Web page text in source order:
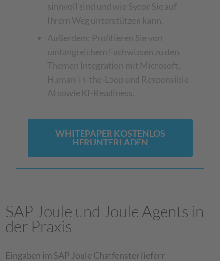
sinnvoll sind und wie Sycor Sie auf
Ihrem Weg unterstützen kann.
Außerdem: Profitieren Sie von
umfangreichem Fachwissen zu den
Themen Integration mit Microsoft,
Human-in-the-Loop und Responsible
AI sowie KI-Readiness.
WHITEPAPER KOSTENLOS
HERUNTERLADEN
SAP Joule und Joule Agents in
der Praxis
Eingaben im SAP Joule Chatfenster liefern